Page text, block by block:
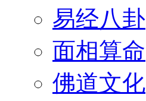
易经八卦
面相算命
佛道文化